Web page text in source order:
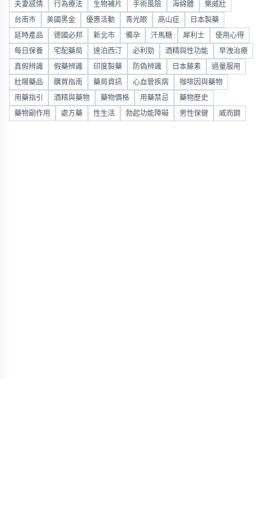
夫妻感情 行為療法 生物補片 手術風險 海綿體 樂威壯
台南市 美國黑金 優惠活動 青光眼 高山症 日本製藥
延時產品 德國必邦 新北市 備孕 汗馬糖 犀利士 使用心得
每日保養 宅配藥局 達泊西汀 必利勁 酒精與性功能 早洩治療
真假辨識 假藥辨識 印度製藥 防偽辨識 日本藤素 過量服用
壯陽藥品 購買指南 藥局資訊 心血管疾病 咖啡因與藥物
用藥指引 酒精與藥物 藥物價格 用藥禁忌 藥物歷史
藥物副作用 處方藥 性生活 勃起功能障礙 男性保健 威而鋼